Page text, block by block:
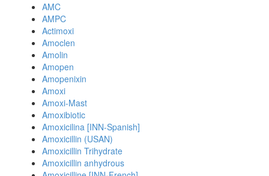
AMC
AMPC
Actimoxi
Amoclen
Amolin
Amopen
Amopenixin
Amoxi
Amoxi-Mast
Amoxibiotic
Amoxicilina [INN-Spanish]
Amoxicillin (USAN)
Amoxicillin Trihydrate
Amoxicillin anhydrous